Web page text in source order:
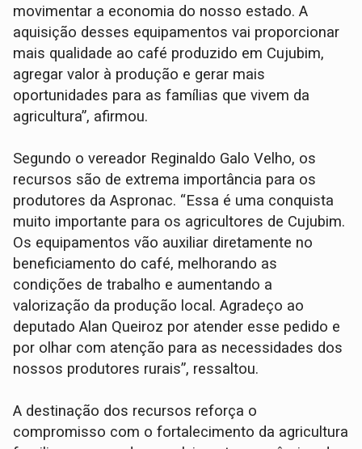
movimentar a economia do nosso estado. A
aquisição desses equipamentos vai proporcionar
mais qualidade ao café produzido em Cujubim,
agregar valor à produção e gerar mais
oportunidades para as famílias que vivem da
agricultura”, afirmou.
Segundo o vereador Reginaldo Galo Velho, os
recursos são de extrema importância para os
produtores da Aspronac. “Essa é uma conquista
muito importante para os agricultores de Cujubim.
Os equipamentos vão auxiliar diretamente no
beneficiamento do café, melhorando as
condições de trabalho e aumentando a
valorização da produção local. Agradeço ao
deputado Alan Queiroz por atender esse pedido e
por olhar com atenção para as necessidades dos
nossos produtores rurais”, ressaltou.
A destinação dos recursos reforça o
compromisso com o fortalecimento da agricultura